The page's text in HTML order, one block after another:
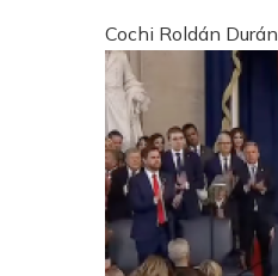
Cochi Roldán Durán